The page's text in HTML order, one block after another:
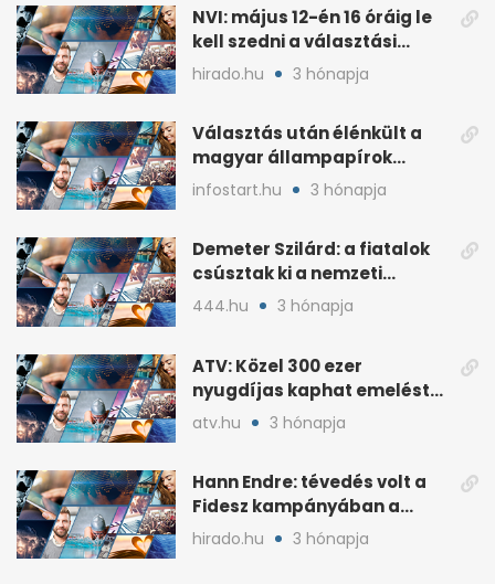
NVI: május 12-én 16 óráig le
kell szedni a választási
plakátokat
hirado.hu 3 hónapja
Választás után élénkült a
magyar állampapírok
lakossági értékesítése
infostart.hu 3 hónapja
Demeter Szilárd: a fiatalok
csúsztak ki a nemzeti
kultúrából
444.hu 3 hónapja
ATV: Közel 300 ezer
nyugdíjas kaphat emelést
idén a Tisza terve szerint
atv.hu 3 hónapja
Hann Endre: tévedés volt a
Fidesz kampányában a
háborús veszély
hirado.hu 3 hónapja